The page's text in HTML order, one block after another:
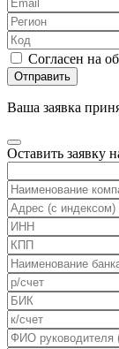
Согласен на
Отправить
Ваша заявка
Оставить заявку